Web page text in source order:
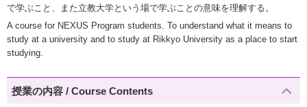
で学ぶこと、また立教大学という場で学ぶことの意味を理解する。
A course for NEXUS Program students. To understand what it means to
study at a university and to study at Rikkyo University as a place to start
studying.
授業の内容 / Course Contents